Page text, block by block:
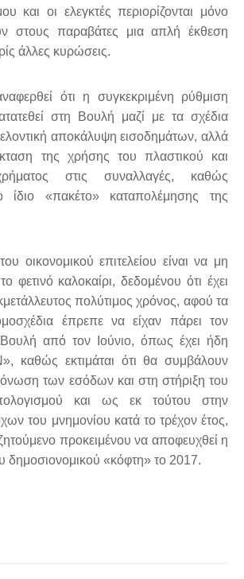
και οι ελεγκτές περιορίζονται μόνο
στους παραβάτες μια απλή έκθεση
άλλες κυρώσεις.
ότι η συγκεκριμένη ρύθμιση
στη Βουλή μαζί με τα σχέδια
αποκάλυψη εισοδημάτων, αλλά
της χρήσης του πλαστικού και
στις συναλλαγές, καθώς
ίδιο «πακέτο» καταπολέμησης της
οικονομικού επιτελείου είναι να μη
φετινό καλοκαίρι, δεδομένου ότι έχει
πολύτιμος χρόνος, αφού τα
έπρεπε να είχαν πάρει τον
από τον Ιούνιο, όπως έχει ήδη
καθώς εκτιμάται ότι θα συμβάλουν
των εσόδων και στη στήριξη του
και ως εκ τούτου στην
του μνημονίου κατά το τρέχον έτος,
προκειμένου να αποφευχθεί η
δημοσιονομικού «κόφτη» το 2017.